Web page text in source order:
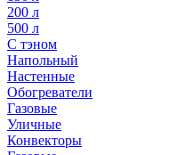
200 л
500 л
С тэном
Напольный
Настенные
Обогреватели
Газовые
Уличные
Конвекторы